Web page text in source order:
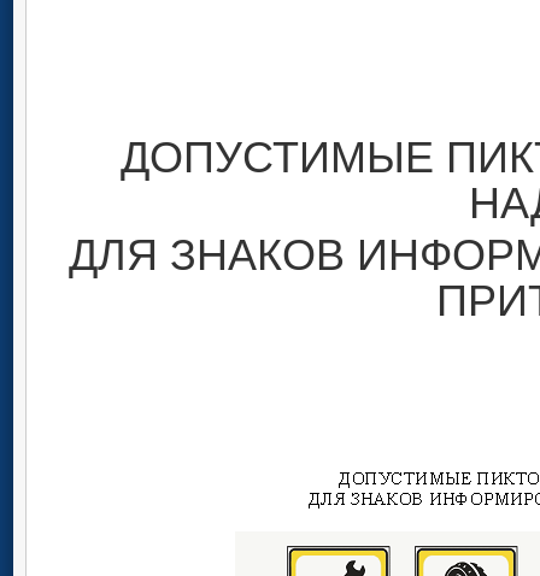
ДОПУСТИМЫЕ
ДЛЯ ЗНАКОВ